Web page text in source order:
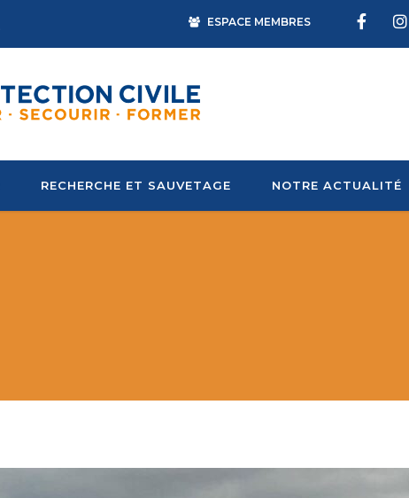
ESPACE MEMBRES
RECHERCHE ET SAUVETAGE NOTRE ACTUALITÉ